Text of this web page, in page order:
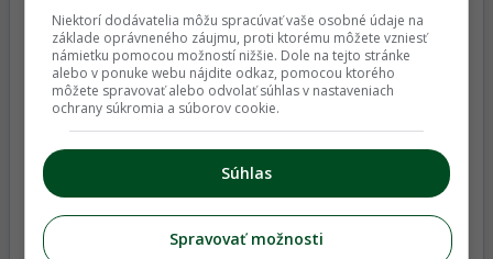
Niektorí dodávatelia môžu spracúvať vaše osobné údaje na
základe oprávneného záujmu, proti ktorému môžete vzniesť
námietku pomocou možností nižšie. Dole na tejto stránke
alebo v ponuke webu nájdite odkaz, pomocou ktorého
môžete spravovať alebo odvolať súhlas v nastaveniach
ochrany súkromia a súborov cookie.
Súhlas
Spravovať možnosti